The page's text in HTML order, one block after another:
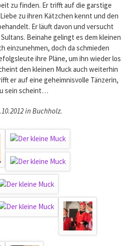
zu finden. Er trifft auf die garstige
zu ihren Kätzchen kennt und den
Er läuft davon und versucht
Beinahe gelingt es dem kleinen
einzunehmen, doch da schmieden
ihre Pläne, um ihn wieder los
den kleinen Muck auch weiterhin
er auf eine geheimnisvolle Tänzerin,
sein scheint…
in Buchholz.